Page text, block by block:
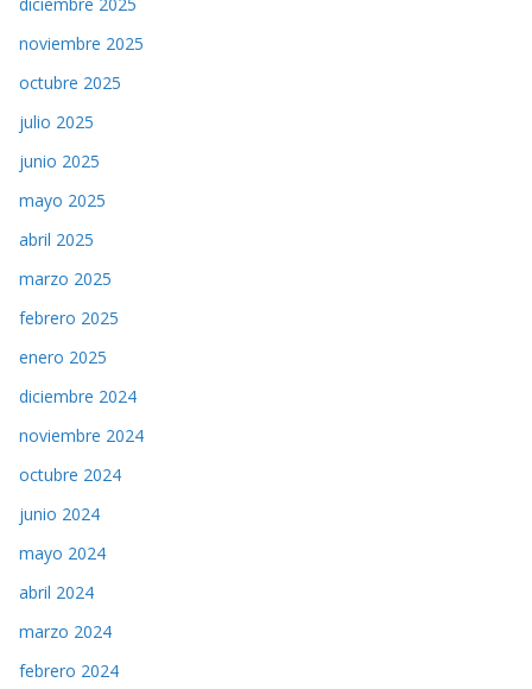
noviembre 2025
octubre 2025
julio 2025
junio 2025
mayo 2025
abril 2025
marzo 2025
febrero 2025
enero 2025
diciembre 2024
noviembre 2024
octubre 2024
junio 2024
mayo 2024
abril 2024
marzo 2024
febrero 2024